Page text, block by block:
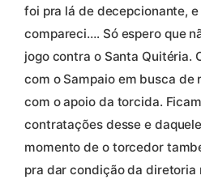
foi pra lá de decepcionante,
compareci…. Só espero que
jogo contra o Santa Quitéria.
com o Sampaio em busca de
com o apoio da torcida.
contratações desse e
momento de o torcedor
pra dar condição da